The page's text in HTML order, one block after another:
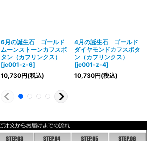
6月の誕生石 ゴールド
ムーンストーンカフスボ
タン（カフリンクス）
[jc001-z-6]
10,730円(税込)
4月の誕生石 ゴールド
ダイヤモンドカフスボタ
ン（カフリンクス）
[jc001-z-4]
10,730円(税込)